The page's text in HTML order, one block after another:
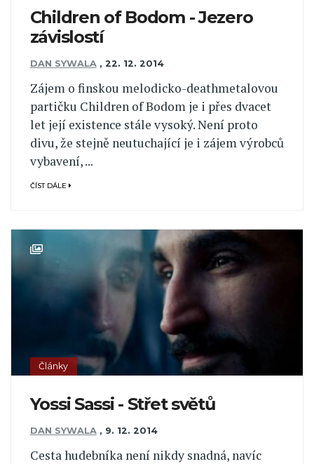
Children of Bodom - Jezero
závislostí
DAN SYWALA , 22. 12. 2014
Zájem o finskou melodicko-deathmetalovou
partičku Children of Bodom je i přes dvacet
let její existence stále vysoký. Není proto
divu, že stejně neutuchající je i zájem výrobců
vybavení, ...
ČÍST DÁLE
Články
Yossi Sassi - Střet světů
DAN SYWALA , 9. 12. 2014
Cesta hudebníka není nikdy snadná, navíc